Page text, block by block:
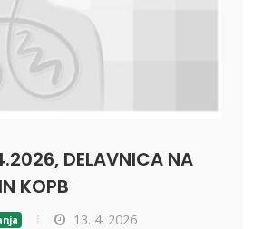
DELAVNICA NA
KOPB
13. 4. 2026